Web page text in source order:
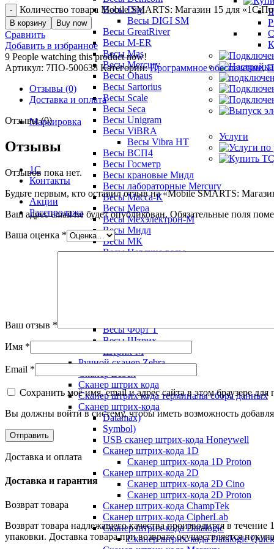
Весы Digi
Весы DIGI SM
Весы GreatRiver
Весы M-ER
Весы Mas
Весы Mercury
Весы Ohaus
Весы Sartorius
Весы Scale
Весы Seca
Весы Unigram
Весы ViBRA
Весы Vibra HT
Весы ВСП4
Весы Госметр
Весы крановые Мидл
Весы лабораторные Mercury
Весы Масса-К
Весы Мера
Весы Мехэлектрон-М
Весы Мидл
Весы МК
Весы Невские весы
Весы Форт Т
Весы Штрих
Штрих-М
Ручной сканер Zebra
Сканер Zebex
Сканер штрих кода
Сканер штрих кода терминалы сбора данных
Сканер штрих-кода
Datamax)
Symbol)
USB сканер штрих-кода Honeywell
Сканер штрих-кода 1D
Сканер штрих-кода 1D Proton
Сканер штрих-кода 2D
Сканер штрих-кода 2D Cino
Сканер штрих-кода 2D Proton
Сканер штрих-кода ChampTek
Сканер штрих-кода CipherLab
Сканер штрих-кода Datalogic
Сканер штрих-кода Datalogic
Маркировка
Услуги
1С
Контакты
Акции
Расспродажа
Количество товара Mobile SMARTS: Магазин 15 для
В корзину Buy now
Сравнить
Добавить в избранное
9 People watching this product now!
Артикул: 7ПО-500638 Категории: Программное обеспечение,
Отзывы (0)
Доставка и оплата
Отзывы (0)
Отзывы
Отзывов пока нет.
Будьте первым, кто оставил отзыв на «Mobile SMARTS:
Ваш адрес email не будет опубликован. Обязательные поля
Ваша оценка *
Ваш отзыв *
Имя *
Email *
Сохранить моё имя, email и адрес сайта в этом браузере
Вы должны войти в систему, чтобы иметь возможность
Доставка и оплата
Доставка и гарантия
Возврат товара
Возврат товара надлежащего качества производится в
упаковки. Доставка товара при возврате осуществляется